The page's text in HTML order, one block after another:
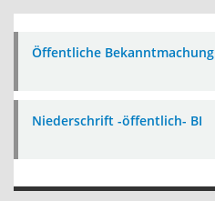
Öffentliche Bekanntmachung
Niederschrift -öffentlich- BI